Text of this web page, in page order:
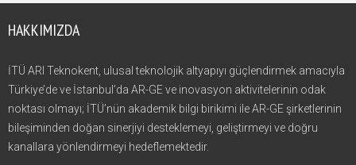
HAKKIMIZDA
İTÜ ARI Teknokent, ulusal teknolojik altyapıyı güçlendirmek amacıyla
Türkiye’de ve İstanbul’da AR-GE ve inovasyon aktivitelerinin odak
noktası olmayı; İTÜ’nün akademik bilgi birikimi ile AR-GE şirketlerinin
bileşiminden doğan sinerjiyi desteklemeyi, geliştirmeyi ve doğru
kanallara yönlendirmeyi hedeflemektedir.